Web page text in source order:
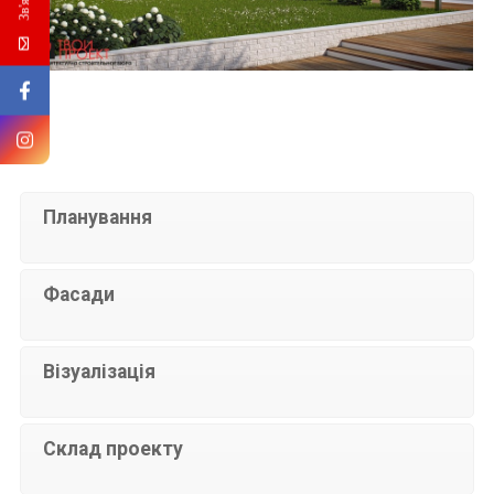
Планування
Фасади
Візуалізація
Склад проекту